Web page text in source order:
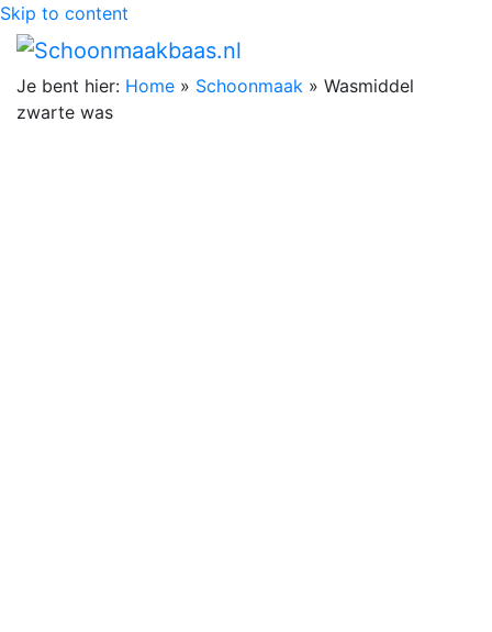
Skip to content
Je bent hier: Home » Schoonmaak » Wasmiddel
zwarte was